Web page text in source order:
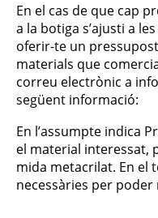
En el cas de que cap
a la botiga s’ajusti a
oferir-te un
materials que
correu electrònic a
següent informació:
En l’assumpte indica
el material interessat,
mida metacrilat. En el
necessàries per